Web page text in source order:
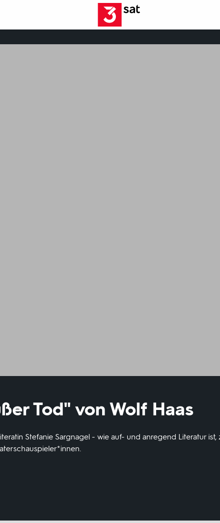
Tod" von Wolf Haas
Stefanie Sargnagel - wie auf- und anregend Literatur ist,